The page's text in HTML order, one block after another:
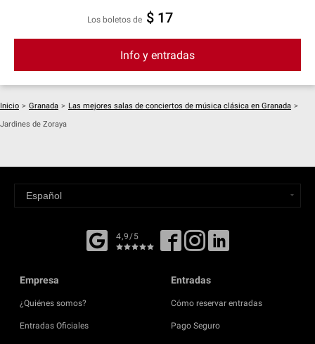
Los boletos de $ 17
Info y entradas
Inicio > Granada > Las mejores salas de conciertos de música clásica en Granada >
Jardines de Zoraya
4,9/5
Empresa
¿Quiénes somos?
Entradas Oficiales
Entradas
Cómo reservar entradas
Pago Seguro